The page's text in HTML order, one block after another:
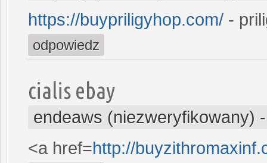
https://buypriligyhop.com/ -
odpowiedz
cialis ebay
endeaws (niezweryfikowany)
<a href=http://